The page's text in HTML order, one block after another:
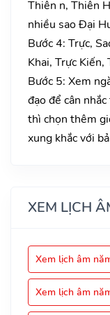
Thiên n, Thiên
nhiều sao Đại
Bước 4: Trực,
Khai, Trực
Bước 5: Xem
đạo để cân
thì chọn thêm
xung khắc với
XEM LỊCH
Xem lịch âm
Xem lịch âm